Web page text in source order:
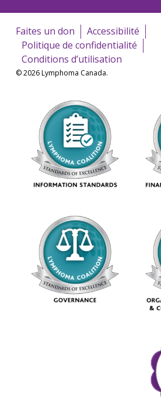
Faites un don
Accessibilité
Politique de confidentialité
Conditions d’utilisation
© 2026 Lymphoma Canada.